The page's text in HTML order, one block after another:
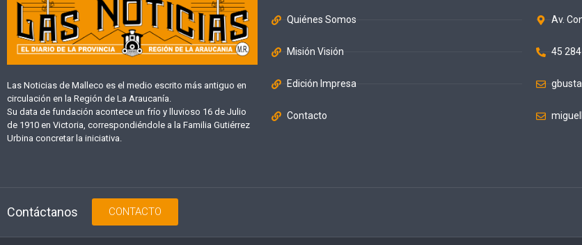
Las Noticias de Malleco es el medio escrito más antiguo en
circulación en la Región de La Araucanía.
Su data de fundación acontece un frío y lluvioso 16 de Julio
de 1910 en Victoria, correspondiéndole a la Familia Gutiérrez
Urbina concretar la iniciativa.
Quiénes Somos
Misión Visión
Edición Impresa
Contacto
Av.
45
Contáctanos CONTACTO